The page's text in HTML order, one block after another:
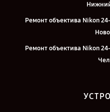
Ремонт объектива Nikon
Ремонт объектива Nikon